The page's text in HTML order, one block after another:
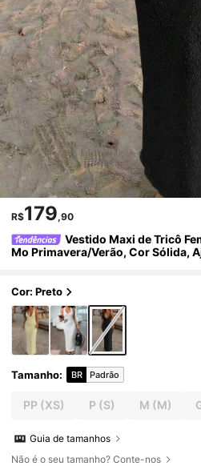
R$179,90
Vestido Maxi de Tricô
Mo Primavera/Verão, Cor Sólida,
Cor: Preto
Tamanho: BR Padrão
PP (XS) P (S) M (M)
Guia de tamanhos
Não é o seu tamanho? Conte-nos